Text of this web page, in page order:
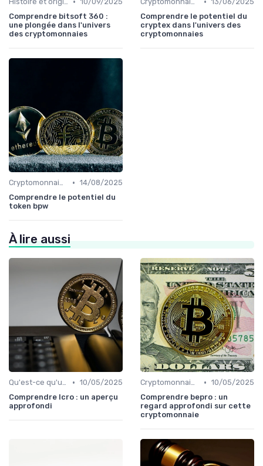
Comprendre bitsoft 360 :
une plongée dans l'univers
des cryptomonnaies
Comprendre le potentiel du
cryptex dans l'univers des
cryptomonnaies
Cryptomonnaies populaires • 14/08/2025
Comprendre le potentiel du
token bpw
À lire aussi
Qu'est-ce qu'une cryptomonnaie? • 10/05/2025
Comprendre lcro : un aperçu
approfondi
Cryptomonnaies populaires • 10/05/2025
Comprendre bepro : un
regard approfondi sur cette
cryptomonnaie